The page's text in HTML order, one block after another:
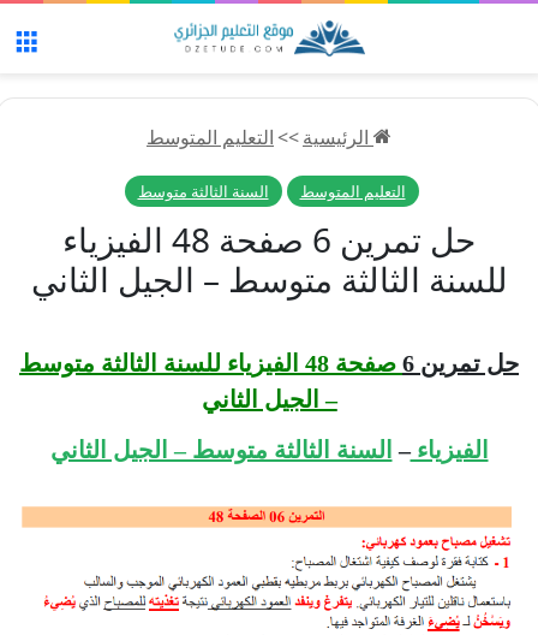
الرئيسية>>التعليم المتوسط
التعليم المتوسط السنة الثالثة متوسط
حل تمرين 6 صفحة 48 الفيزياء
للسنة الثالثة متوسط – الجيل الثاني
حل تمرين 6
صفحة 48 الفيزياء للسنة الثالثة متوسط
– الجيل الثاني
الفيزياء– السنة الثالثة متوسط – الجيل الثاني